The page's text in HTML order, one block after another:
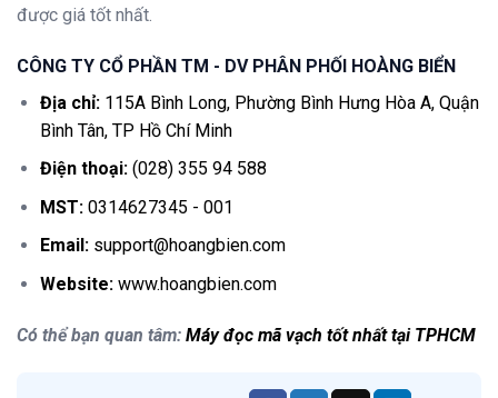
được giá tốt nhất.
CÔNG TY CỔ PHẦN TM - DV PHÂN PHỐI HOÀNG BIỂN
Địa chỉ:115A Bình Long, Phường Bình Hưng Hòa A, Quận
Bình Tân, TP Hồ Chí Minh
Điện thoại:(028) 355 94 588
MST:0314627345 - 001
Email:support@hoangbien.com
Website: www.hoangbien.com
Có thể bạn quan tâm: Máy đọc mã vạch tốt nhất tại TPHCM